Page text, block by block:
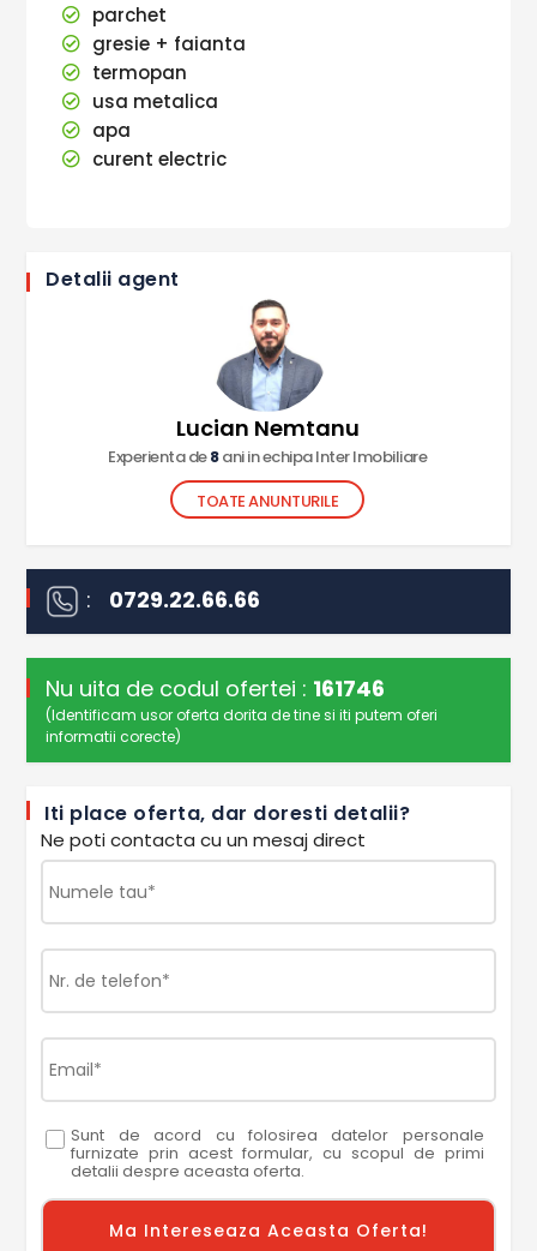
parchet
gresie + faianta
termopan
usa metalica
apa
curent electric
Detalii agent
Lucian Nemtanu
Experienta de8ani in echipa Inter Imobiliare
TOATE ANUNTURILE
: 0729.22.66.66
Nu uita de codul ofertei : 161746
(Identificam usor oferta dorita de tine si iti putem oferi
informatii corecte)
Iti place oferta, dar doresti detalii?
Ne poti contacta cu un mesaj direct
Sunt de acord cu folosirea datelor personale
furnizate prin acest formular, cu scopul de primi
detalii despre aceasta oferta.